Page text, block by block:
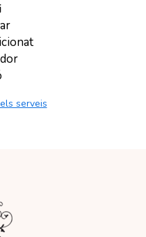
serveis